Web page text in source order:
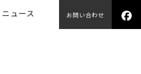
ニュース お問い合わせ